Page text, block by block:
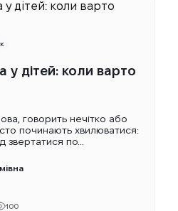
у дітей: коли варто
говорить нечітко або
починають хвилюватися:
звертатися по...
100